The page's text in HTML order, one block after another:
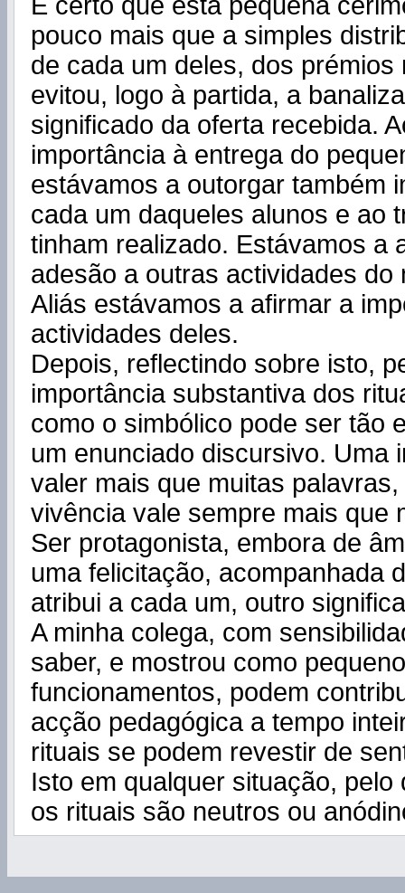
pouco mais que a simples
de cada um deles, dos
evitou, logo à partida, a
significado da oferta recebida.
importância à entrega do
estávamos a outorgar também
cada um daqueles alunos e ao
tinham realizado. Estávamos a
adesão a outras actividades do
Aliás estávamos a afirmar a
actividades deles.
Depois, reflectindo sobre isto,
importância substantiva dos
como o simbólico pode ser tão
um enunciado discursivo. Uma
valer mais que muitas
vivência vale sempre mais que
Ser protagonista, embora de
uma felicitação, acompanhada
atribui a cada um, outro
A minha colega, com
saber, e mostrou como
funcionamentos, podem
acção pedagógica a tempo
rituais se podem revestir de
Isto em qualquer situação, pelo
os rituais são neutros ou